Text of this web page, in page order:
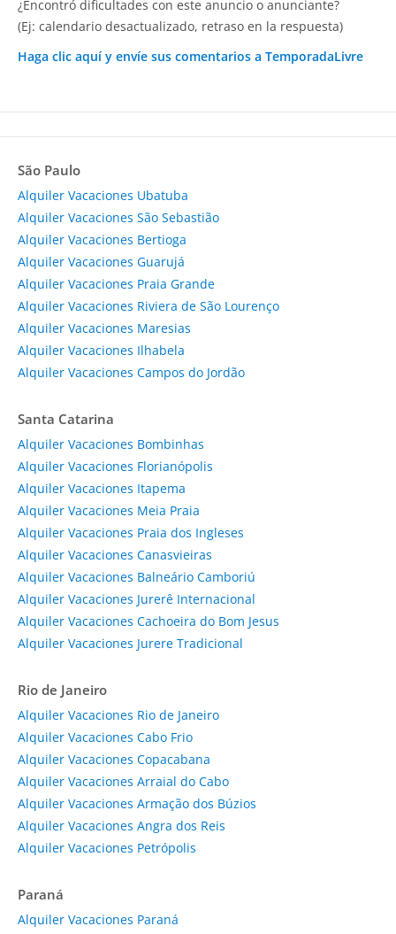
¿Encontró dificultades con este anuncio o anunciante?
(Ej: calendario desactualizado, retraso en la respuesta)
Haga clic aquí y envíe sus comentarios a TemporadaLivre
São Paulo
Alquiler Vacaciones Ubatuba
Alquiler Vacaciones São Sebastião
Alquiler Vacaciones Bertioga
Alquiler Vacaciones Guarujá
Alquiler Vacaciones Praia Grande
Alquiler Vacaciones Riviera de São Lourenço
Alquiler Vacaciones Maresias
Alquiler Vacaciones Ilhabela
Alquiler Vacaciones Campos do Jordão
Santa Catarina
Alquiler Vacaciones Bombinhas
Alquiler Vacaciones Florianópolis
Alquiler Vacaciones Itapema
Alquiler Vacaciones Meia Praia
Alquiler Vacaciones Praia dos Ingleses
Alquiler Vacaciones Canasvieiras
Alquiler Vacaciones Balneário Camboriú
Alquiler Vacaciones Jurerê Internacional
Alquiler Vacaciones Cachoeira do Bom Jesus
Alquiler Vacaciones Jurere Tradicional
Rio de Janeiro
Alquiler Vacaciones Rio de Janeiro
Alquiler Vacaciones Cabo Frio
Alquiler Vacaciones Copacabana
Alquiler Vacaciones Arraial do Cabo
Alquiler Vacaciones Armação dos Búzios
Alquiler Vacaciones Angra dos Reis
Alquiler Vacaciones Petrópolis
Paraná
Alquiler Vacaciones Paraná